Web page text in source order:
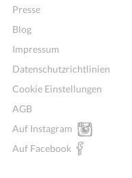
Presse
Blog
Impressum
Datenschutzrichtlinien
Cookie Einstellungen
AGB
Auf Instagram
Auf Facebook